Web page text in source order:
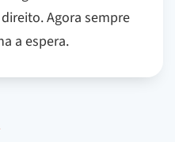
Agora sempre
a espera.